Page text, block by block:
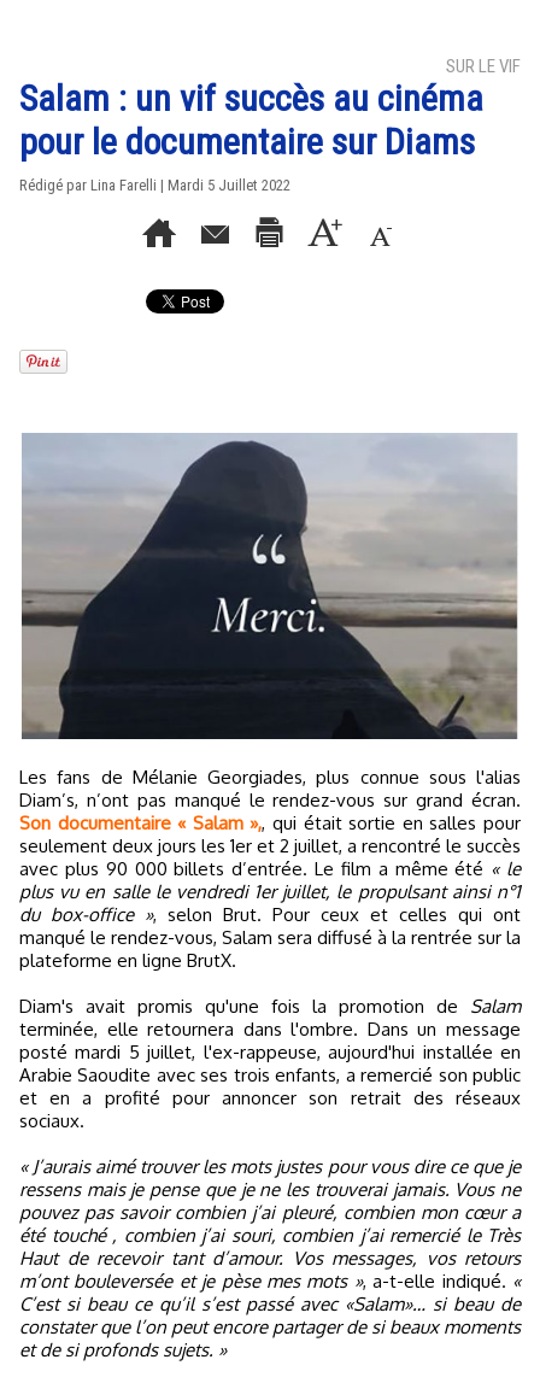
SUR LE VIF
Salam : un vif succès au cinéma
pour le documentaire sur Diams
Rédigé par Lina Farelli | Mardi 5 Juillet 2022
Les fans de Mélanie Georgiades, plus connue sous l'alias
Diam’s, n’ont pas manqué le rendez-vous sur grand écran.
Son documentaire « Salam »,, qui était sortie en salles pour
seulement deux jours les 1er et 2 juillet, a rencontré le succès
avec plus 90 000 billets d’entrée. Le film a même été « le
plus vu en salle le vendredi 1er juillet, le propulsant ainsi n°1
du box-office », selon Brut. Pour ceux et celles qui ont
manqué le rendez-vous, Salam sera diffusé à la rentrée sur la
plateforme en ligne BrutX.
Diam's avait promis qu'une fois la promotion de Salam
terminée, elle retournera dans l'ombre. Dans un message
posté mardi 5 juillet, l'ex-rappeuse, aujourd'hui installée en
Arabie Saoudite avec ses trois enfants, a remercié son public
et en a profité pour annoncer son retrait des réseaux
sociaux.
« J’aurais aimé trouver les mots justes pour vous dire ce que je
ressens mais je pense que je ne les trouverai jamais. Vous ne
pouvez pas savoir combien j’ai pleuré, combien mon cœur a
été touché , combien j’ai souri, combien j’ai remercié le Très
Haut de recevoir tant d’amour. Vos messages, vos retours
m’ont bouleversée et je pèse mes mots », a-t-elle indiqué. «
C’est si beau ce qu’il s’est passé avec «Salam»… si beau de
constater que l’on peut encore partager de si beaux moments
et de si profonds sujets. »